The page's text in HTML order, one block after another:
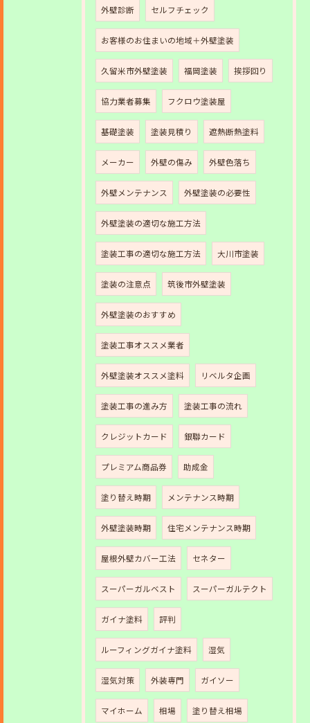
外壁診断 セルフチェック
お客様のお住まいの地域＋外壁塗装
久留米市外壁塗装 福岡塗装 挨拶回り
協力業者募集 フクロウ塗装屋
基礎塗装 塗装見積り 遮熱断熱塗料
メーカー 外壁の傷み 外壁色落ち
外壁メンテナンス 外壁塗装の必要性
外壁塗装の適切な施工方法
塗装工事の適切な施工方法 大川市塗装
塗装の注意点 筑後市外壁塗装
外壁塗装のおすすめ
塗装工事オススメ業者
外壁塗装オススメ塗料 リベルタ企画
塗装工事の進み方 塗装工事の流れ
クレジットカード 銀聯カード
プレミアム商品券 助成金
塗り替え時期 メンテナンス時期
外壁塗装時期 住宅メンテナンス時期
屋根外壁カバー工法 セネター
スーパーガルベスト スーパーガルテクト
ガイナ塗料 評判
ルーフィングガイナ塗料 湿気
湿気対策 外装専門 ガイソー
マイホーム 相場 塗り替え相場